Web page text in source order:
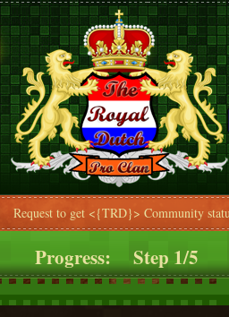
Request to get <{TRD}> Community
Progress: Step 1/5